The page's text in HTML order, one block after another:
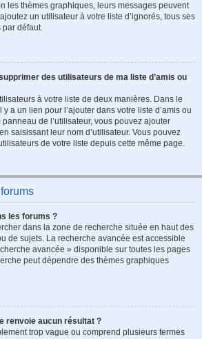
les thèmes graphiques, leurs messages peuvent
un utilisateur à votre liste d’ignorés, tous ses
par défaut.
des utilisateurs de ma liste d’amis ou
à votre liste de deux manières. Dans le
a un lien pour l’ajouter dans votre liste d’amis ou
panneau de l’utilisateur, vous pouvez ajouter
saisissant leur nom d’utilisateur. Vous pouvez
de votre liste depuis cette même page.
les forums ?
dans la zone de recherche située en haut des
de sujets. La recherche avancée est accessible
avancée » disponible sur toutes les pages
peut dépendre des thèmes graphiques
renvoie aucun résultat ?
trop vague ou comprend plusieurs termes